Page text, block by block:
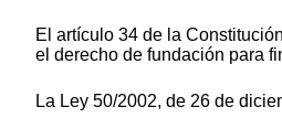
El artículo 34 de la
el derecho de fundación para
La Ley 50/2002, de 26 de